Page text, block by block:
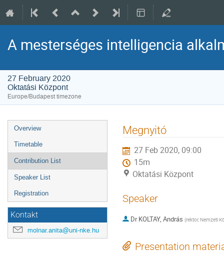
A mesterséges intelligencia
27 February 2020
Oktatási Központ
Europe/Budapest timezone
Event
menu
Overview
Timetable
Contribution List
Speaker List
Registration
Kontakt
molnar.anita@uni-nke.hu
Megnyitó
27 Feb 2020, 09:00
15m
Oktatási Központ
Speaker
Dr KOLTAY, András (rektor, Nemzeti
Presentation